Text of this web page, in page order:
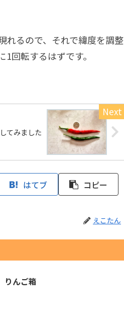
れるので、それで緯度を調整
回転するはずです。
てみました
はてブ コピー
えこたん
りんご箱